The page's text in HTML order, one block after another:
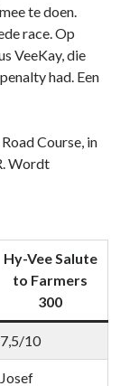
te doen.
race. Op
VeeKay, die
had. Een
Course, in
Wordt
Hy-Vee Salute
to Farmers
300
7,5/10
Josef